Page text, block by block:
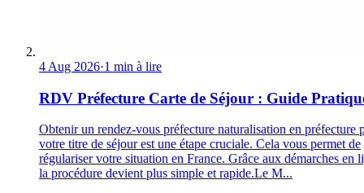
4 Aug 2026·1 min à lire
RDV Préfecture Carte de Séjour : Guide
Obtenir un rendez-vous préfecture naturalisation en préfecture
votre titre de séjour est une étape cruciale. Cela vous permet de
régulariser votre situation en France. Grâce aux démarches en
la procédure devient plus simple et rapide.Le M...